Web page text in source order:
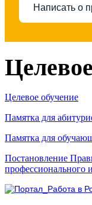
Написать о
Целевое обучение
Памятка для
Памятка для
Постановление
профессионального